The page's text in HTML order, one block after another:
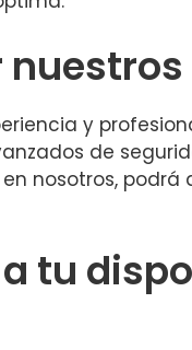
y
de
nosotros,
tu